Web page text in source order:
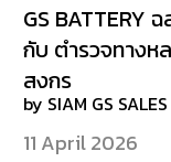
GS BATTERY
กับ ตำรวจทางห
สงกร
by SIAM GS SALES
11 April 2026